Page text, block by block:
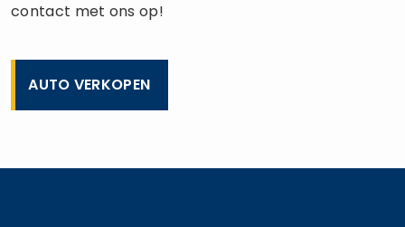
contact met ons op!
AUTO VERKOPEN